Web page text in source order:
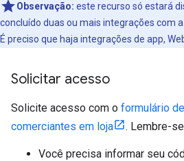
Observação: este recurso só estará
concluído duas ou mais integrações com a
É preciso que haja integrações de app,
Solicitar acesso
Solicite acesso com o formulário
comerciantes em loja
. Lembre-
Você precisa informar seu